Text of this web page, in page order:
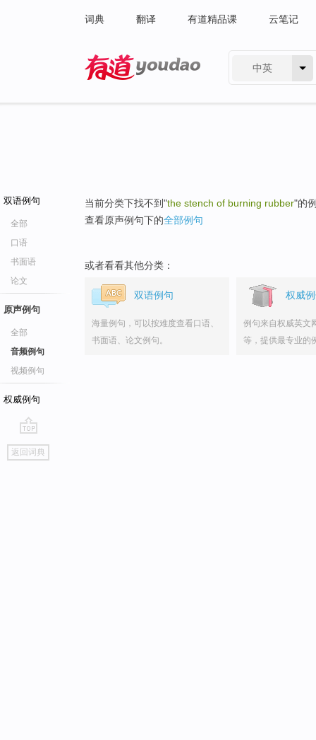
词典 翻译 有道精品课 云笔记
中英
双语例句
全部
口语
书面语
论文
原声例句
全部
音频例句
视频例句
权威例句
go
top
返回词典
当前分类下找不到"the stench of burning rubber"的
查看原声例句下的全部例句
或者看看其他分类：
双语例句
海量例句，可以按难度查看口语、
书面语、论文例句。
权威
例句来自权威英文
等，提供最专业的